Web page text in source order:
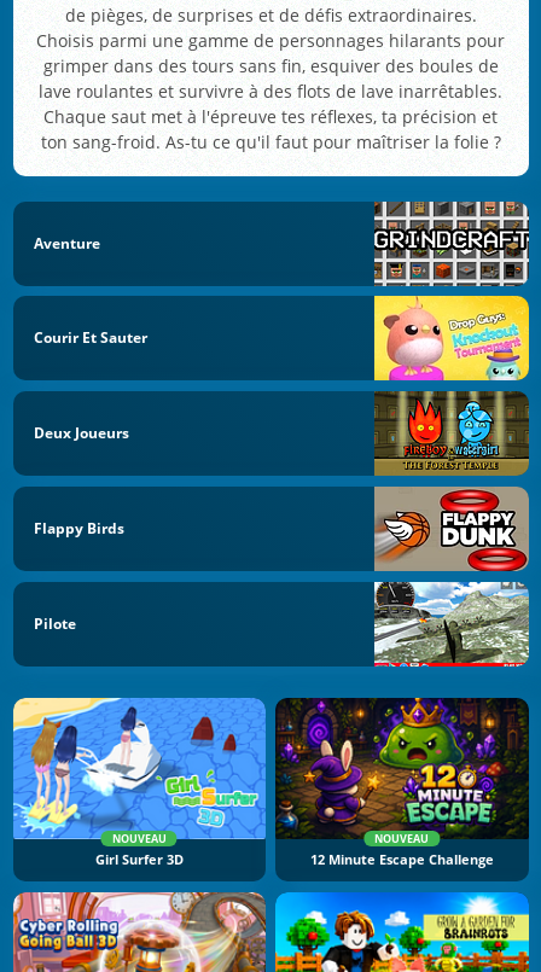
de pièges, de surprises et de défis extraordinaires.
Choisis parmi une gamme de personnages hilarants pour
grimper dans des tours sans fin, esquiver des boules de
lave roulantes et survivre à des flots de lave inarrêtables.
Chaque saut met à l'épreuve tes réflexes, ta précision et
ton sang-froid. As-tu ce qu'il faut pour maîtriser la folie ?
Aventure
Courir Et Sauter
Deux Joueurs
Flappy Birds
Pilote
NOUVEAU
Girl Surfer 3D
NOUVEAU
12 Minute Escape Challenge